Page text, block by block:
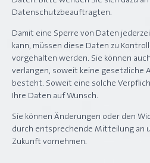
Datenschutzbeauftragten.
Damit eine Sperre von Daten
kann, müssen diese Daten zu
vorgehalten werden. Sie können
verlangen, soweit keine gesetzliche
besteht. Soweit eine solche
Ihre Daten auf Wunsch.
Sie können Änderungen oder den
durch entsprechende Mitteilung an
Zukunft vornehmen.